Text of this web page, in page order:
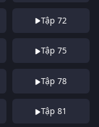
Tập 72
Tập 75
Tập 78
Tập 81